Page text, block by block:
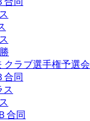
ラブ選手権予選会
合同
ス
合同